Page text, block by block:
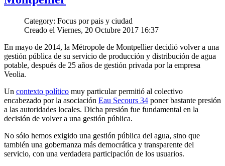
Category: Focus por pais y ciudad
Creado el Viernes, 20 Octubre 2017 16:37
En mayo de 2014, la Métropole de Montpellier decidió volver a una
gestión pública de su servicio de producción y distribución de agua
potable, después de 25 años de gestión privada por la empresa
Veolia.
Un contexto político muy particular permitió al colectivo
encabezado por la asociación Eau Secours 34 poner bastante presión
a las autoridades locales. Dicha presión fue fundamental en la
decisión de volver a una gestión pública.
No sólo hemos exigido una gestión pública del agua, sino que
también una gobernanza más democrática y transparente del
servicio, con una verdadera participación de los usuarios.